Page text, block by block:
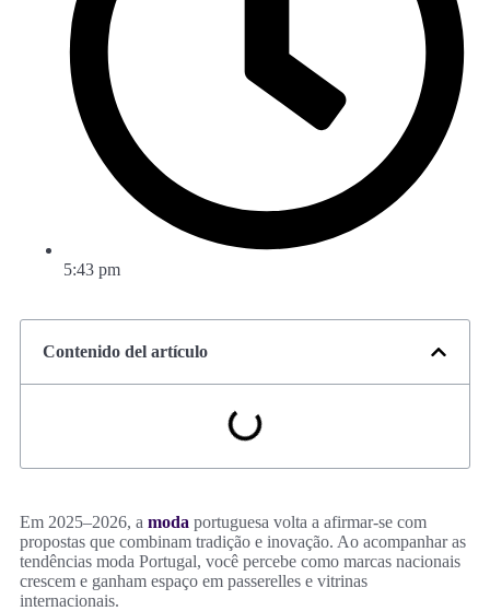
5:43 pm
Contenido del artículo
Em 2025–2026, a moda portuguesa volta a afirmar-se com
propostas que combinam tradição e inovação. Ao acompanhar as
tendências moda Portugal, você percebe como marcas nacionais
crescem e ganham espaço em passerelles e vitrinas
internacionais.